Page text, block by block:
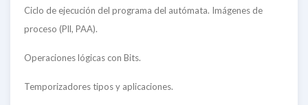
Ciclo de ejecución del programa del autómata. Imágenes de
proceso (Pll, PAA).
Operaciones lógicas con Bits.
Temporizadores tipos y aplicaciones.